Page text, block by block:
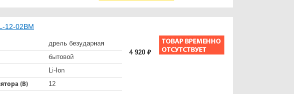
12-02BM
дрель безударная
бытовой
Li-Ion
(В)
12
4 920 ₽